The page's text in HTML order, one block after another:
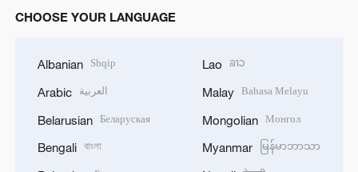
CHOOSE YOUR LANGUAGE
Albanian Shqip
Arabic العربية
Belarusian Беларуская
Bengali বাংলা
Lao ລາວ
Malay Bahasa Melayu
Mongolian Монгол
Myanmar မြန်မာဘာသာ